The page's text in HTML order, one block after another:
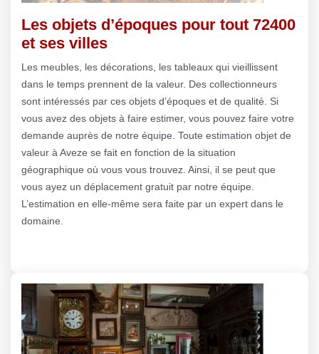
Les objets d’époques pour tout 72400
et ses villes
Les meubles, les décorations, les tableaux qui vieillissent
dans le temps prennent de la valeur. Des collectionneurs
sont intéressés par ces objets d’époques et de qualité. Si
vous avez des objets à faire estimer, vous pouvez faire votre
demande auprès de notre équipe. Toute estimation objet de
valeur à Aveze se fait en fonction de la situation
géographique où vous vous trouvez. Ainsi, il se peut que
vous ayez un déplacement gratuit par notre équipe.
L’estimation en elle-même sera faite par un expert dans le
domaine.